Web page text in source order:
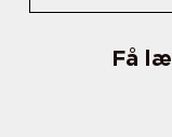
Få